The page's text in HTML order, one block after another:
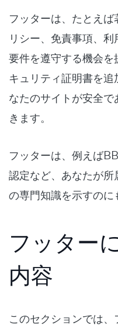
フッターは、たとえ
リシー、免責事項、
要件を遵守する機会
キュリティ証明書を
なたのサイトが安全
きます。
フッターは、例えば
認定など、あなたが
の専門知識を示すのに
フッター
内容
このセクションでは